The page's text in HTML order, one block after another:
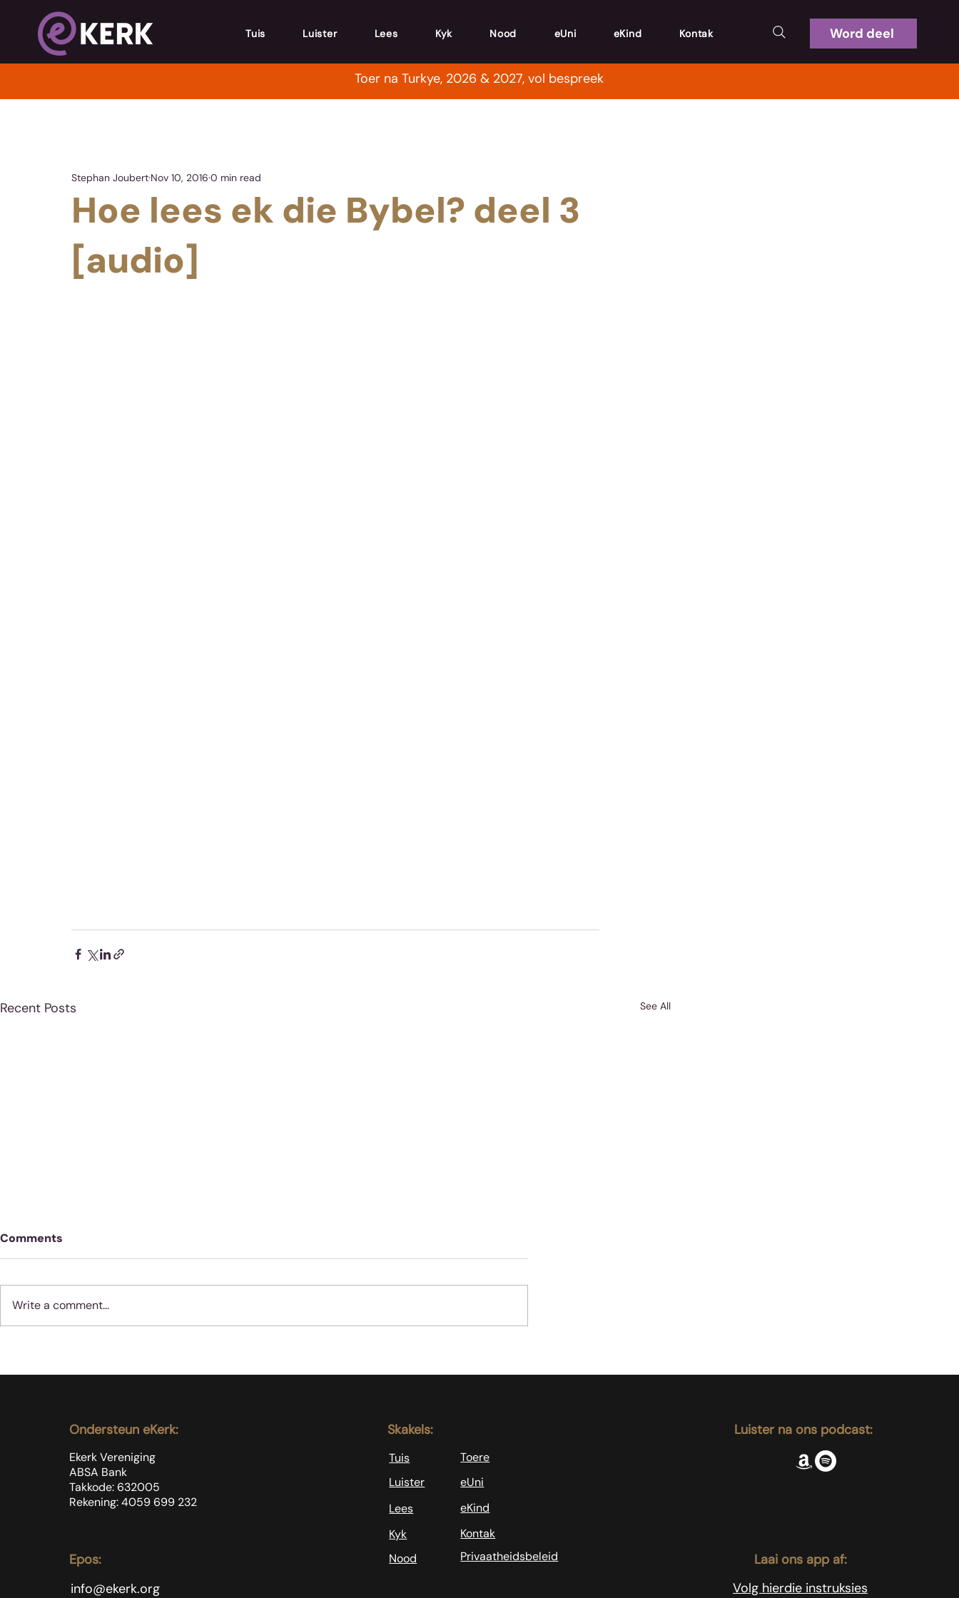
Tuis Luister Lees Kyk Nood eUni eKind Kontak Word deel
Toer na Turkye, 2026 & 2027, vol bespreek
Hoe lees ek die Bybel? deel 3
[audio]
Stephan Joubert Nov 10, 2016 0 min read
Recent Posts See All
Comments
Write a comment...
Ondersteun eKerk:
Ekerk Vereniging
ABSA Bank
Takkode: 632005
Rekening: 4059 699 232
Epos:
info@ekerk.org
Skakels:
Tuis
Toere
Luister
eUni
Lees
eKind
Kyk
Kontak
Nood
Privaatheidsbeleid
Luister na ons podcast:
Laai ons app af:
Volg hierdie instruksies